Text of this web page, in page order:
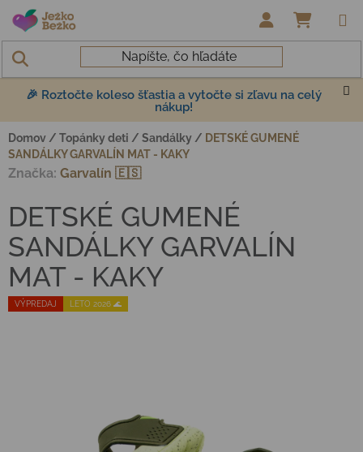
Prejsť na obsah
🎉 Roztočte koleso šťastia a vytočte si zľavu na celý
nákup!
Domov / Topánky deti / Sandálky / DETSKÉ GUMENÉ
SANDÁLKY GARVALÍN MAT - KAKY
VÝPREDAJ LETO 2026 🌊
DETSKÉ GUMENÉ
SANDÁLKY GARVALÍN
MAT - KAKY
Značka: Garvalín 🇪🇸